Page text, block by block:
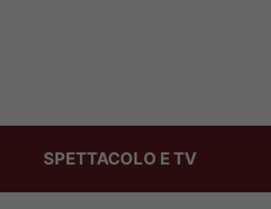
SPETTACOLO E TV